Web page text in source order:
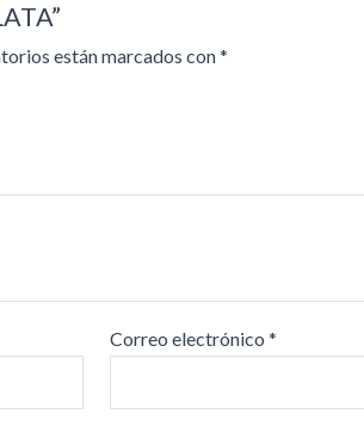
están marcados con*
Correo electrónico*